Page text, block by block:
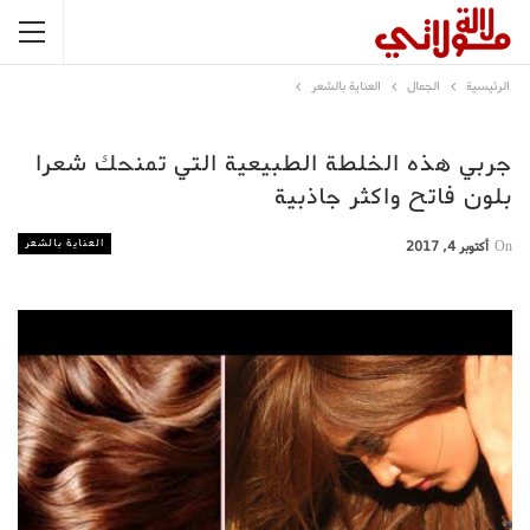
الرئيسية الجمال العناية بالشعر
جربي هذه الخلطة الطبيعية التي تمنحك شعرا
بلون فاتح واكثر جاذبية
العناية بالشعر On أكتوبر 4, 2017